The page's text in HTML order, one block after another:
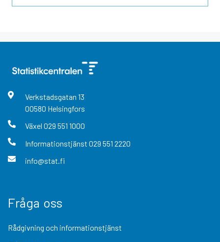
Verkstadsgatan 13
00580 Helsingfors
Växel 029 551 1000
Informationstjänst 029 551 2220
info@stat.fi
Fråga oss
Rådgivning och informationstjänst